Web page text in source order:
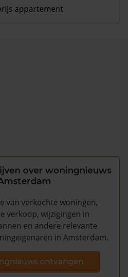
appartement
over woningnieuws
van verkochte woningen,
verkoop, wijzigingen in
en andere relevante
in Amsterdam.
ontvangen